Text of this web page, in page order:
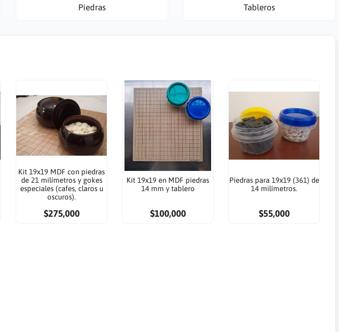
Piedras Tableros
Kit 19x19 MDF con piedras
de 21 milímetros y gokes
especiales (cafes, claros u
oscuros).
$275,000
Kit 19x19 en MDF piedras
14 mm y tablero
$100,000
Piedras para 19x19 (361) de
14 milímetros.
$55,000